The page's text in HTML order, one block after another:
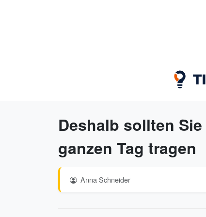
Deshalb sollten
ganzen Tag tragen
Anna Schneider